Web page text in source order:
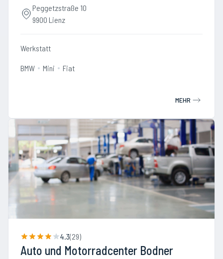
Peggetzstraße 10
9900 Lienz
Werkstatt
BMW Mini Fiat
MEHR
4.3(29)
Auto und Motorradcenter Bodner